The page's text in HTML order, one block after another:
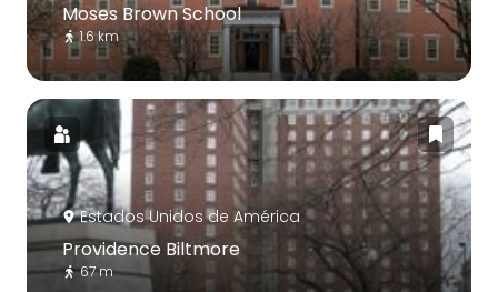
Moses Brown School
1.6 km
Estados Unidos de América
Providence Biltmore
67 m